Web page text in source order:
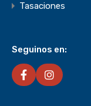
Tasaciones
Seguinos en: